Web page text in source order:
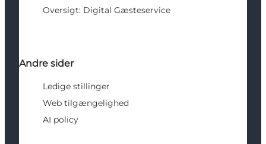
Oversigt: Digital Gæsteservice
Andre sider
Ledige stillinger
Web tilgængelighed
AI policy